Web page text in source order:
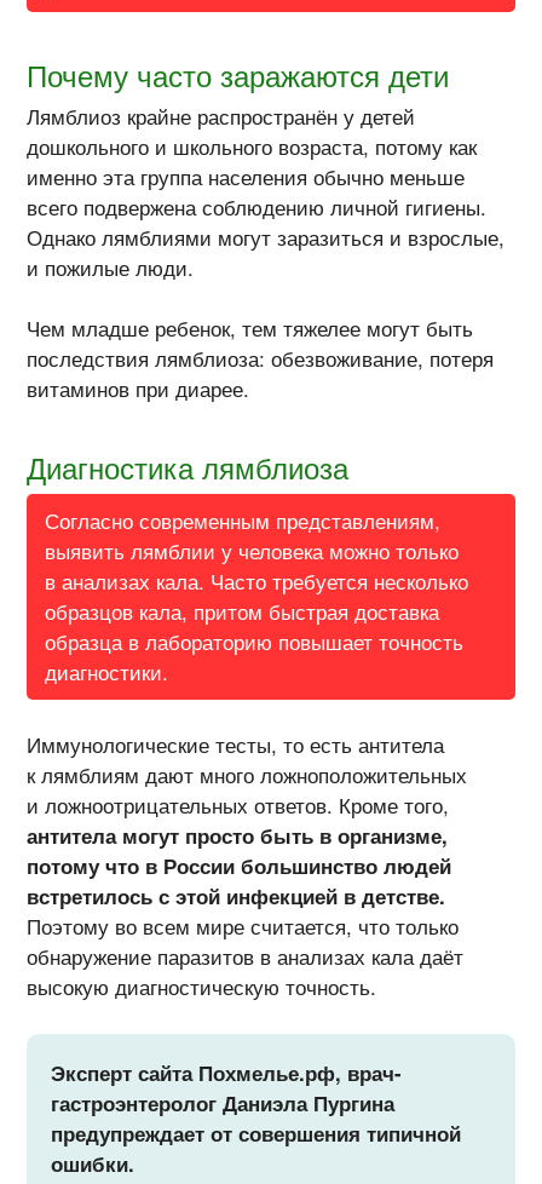
Почему часто заражаются дети
Лямблиоз крайне распространён у детей
дошкольного и школьного возраста, потому как
именно эта группа населения обычно меньше
всего подвержена соблюдению личной гигиены.
Однако лямблиями могут заразиться и взрослые,
и пожилые люди.
Чем младше ребенок, тем тяжелее могут быть
последствия лямблиоза: обезвоживание, потеря
витаминов при диарее.
Диагностика лямблиоза
Согласно современным представлениям,
выявить лямблии у человека можно только
в анализах кала. Часто требуется несколько
образцов кала, притом быстрая доставка
образца в лабораторию повышает точность
диагностики.
Иммунологические тесты, то есть антитела
к лямблиям дают много ложноположительных
и ложноотрицательных ответов. Кроме того,
антитела могут просто быть в организме,
потому что в России большинство людей
встретилось с этой инфекцией в детстве.
Поэтому во всем мире считается, что только
обнаружение паразитов в анализах кала даёт
высокую диагностическую точность.
Эксперт сайта Похмелье.рф, врач-
гастроэнтеролог Даниэла Пургина
предупреждает от совершения типичной
ошибки.